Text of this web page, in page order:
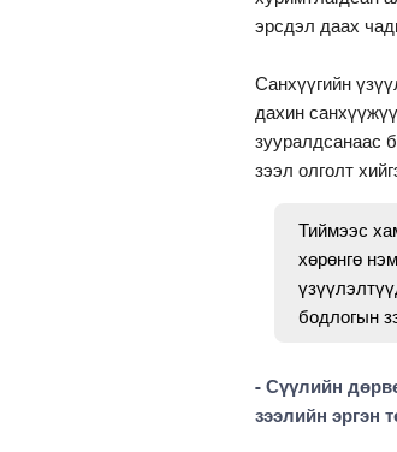
эрсдэл даах
Санхүүгийн
дахин
зууралдсанаас
зээл олголт
Тиймээс
хөрөнгө
бодлогын
- Сүүлийн
зээлийн эргэн